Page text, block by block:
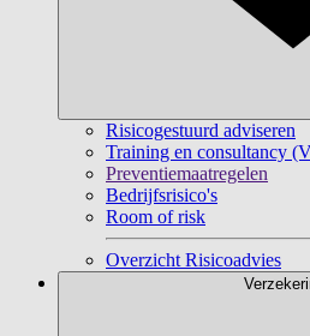
Risicogestuurd adviseren
Training en consultancy
Preventiemaatregelen
Bedrijfsrisico's
Room of risk
Overzicht Risicoadvies